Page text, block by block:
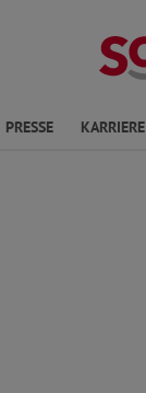
PRESSE KARRIERE